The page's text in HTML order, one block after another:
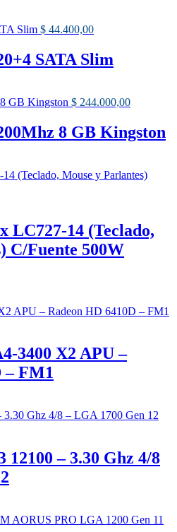
$ 44.400,00
SATA Slim
$ 244.000,00
8 GB Kingston
LC727-14 (Teclado,
C/Fuente 500W
3400 X2 APU –
– FM1
– 3.30 Ghz 4/8